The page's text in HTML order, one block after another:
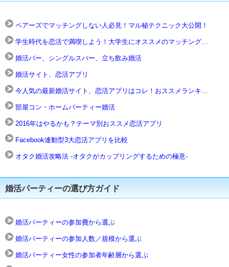
ペアーズでマッチングしない人必見！マル秘テクニック大公開！
学生時代を恋活で満喫しよう！大学生にオススメのマッチングアプリ4選
婚活バー、シングルスバー、立ち飲み婚活
婚活サイト、恋活アプリ
今人気の最新婚活サイト、恋活アプリはコレ！おススメランキング
部屋コン・ホームパーティー婚活
2016年はやるかも？テーマ別おススメ恋活アプリ
Facebook連動型3大恋活アプリを比較
オタク婚活攻略法 -オタクがカップリングするための極意-
婚活パーティーの選び方ガイド
婚活パーティーの参加費から選ぶ
婚活パーティーの参加人数／規模から選ぶ
婚活パーティー女性の参加者年齢層から選ぶ